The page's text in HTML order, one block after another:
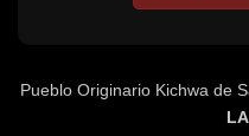
Pueblo Originario Kichwa de